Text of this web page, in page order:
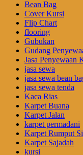
Bean Bag
Cover Kursi
Flip Chart
flooring
Gubukan
Gudang
Jasa Penyewaan
jasa sewa
jasa sewa bean
jasa sewa tenda
Kaca Rias
Karpet Buana
Karpet Jalan
karpet permadani
Karpet Rumput
Karpet Sajadah
kursi